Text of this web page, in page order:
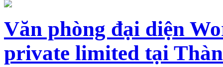
Văn phòng đại diện
private limited tại